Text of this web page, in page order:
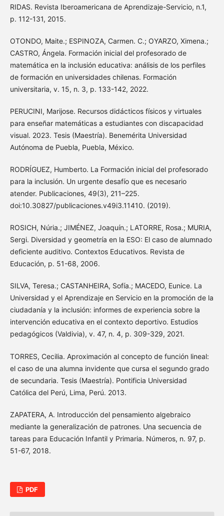
RIDAS. Revista Iberoamericana de Aprendizaje-Servicio, n.1,
p. 112-131, 2015.
OTONDO, Maite.; ESPINOZA, Carmen. C.; OYARZO, Ximena.;
CASTRO, Ángela. Formación inicial del profesorado de
matemática en la inclusión educativa: análisis de los perfiles
de formación en universidades chilenas. Formación
universitaria, v. 15, n. 3, p. 133-142, 2022.
PERUCINI, Marijose. Recursos didácticos físicos y virtuales
para enseñar matemáticas a estudiantes con discapacidad
visual. 2023. Tesis (Maestría). Benemérita Universidad
Autónoma de Puebla, Puebla, México.
RODRÍGUEZ, Humberto. La Formación inicial del profesorado
para la inclusión. Un urgente desafío que es necesario
atender. Publicaciones, 49(3), 211–225.
doi:10.30827/publicaciones.v49i3.11410. (2019).
ROSICH, Núria.; JIMÉNEZ, Joaquín.; LATORRE, Rosa.; MURIA,
Sergi. Diversidad y geometría en la ESO: El caso de alumnado
deficiente auditivo. Contextos Educativos. Revista de
Educación, p. 51-68, 2006.
SILVA, Teresa.; CASTANHEIRA, Sofía.; MACEDO, Eunice. La
Universidad y el Aprendizaje en Servicio en la promoción de la
ciudadanía y la inclusión: informes de experiencia sobre la
intervención educativa en el contexto deportivo. Estudios
pedagógicos (Valdivia), v. 47, n. 4, p. 309-329, 2021.
TORRES, Cecilia. Aproximación al concepto de función lineal:
el caso de una alumna invidente que cursa el segundo grado
de secundaria. Tesis (Maestría). Pontificia Universidad
Católica del Perú, Lima, Perú. 2013.
ZAPATERA, A. Introducción del pensamiento algebraico
mediante la generalización de patrones. Una secuencia de
tareas para Educación Infantil y Primaria. Números, n. 97, p.
51-67, 2018.
PDF